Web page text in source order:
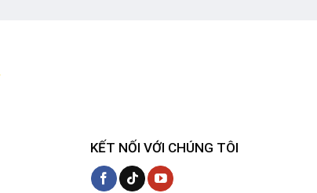
KẾT NỐI VỚI CHÚNG TÔI